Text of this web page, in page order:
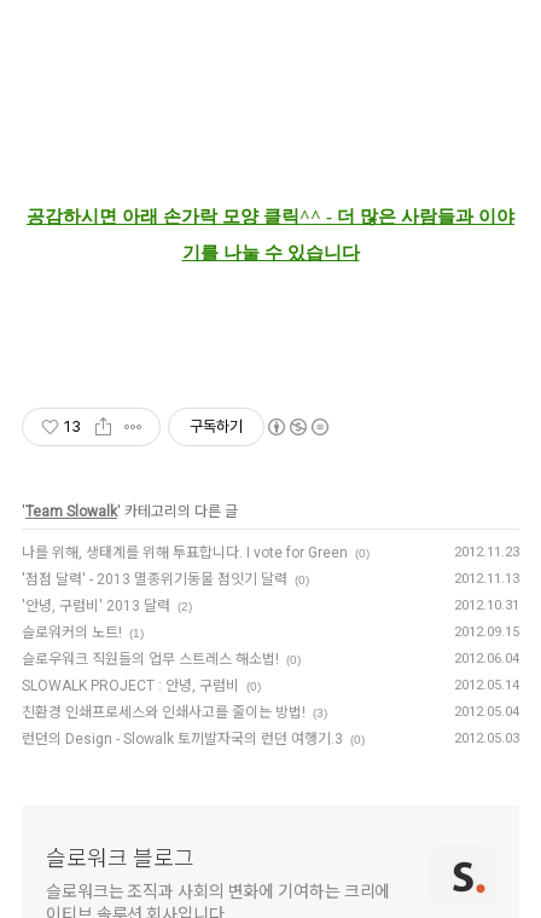
공감하시면 아래 손가락 모양 클릭^^ - 더 많은 사람들과 이야
기를 나눌 수 있습니다
13 구독하기
'Team Slowalk' 카테고리의 다른 글
나를 위해, 생태계를 위해 투표합니다. I vote for Green (0) 2012.11.23
'점점 달력' - 2013 멸종위기동물 점잇기 달력 (0) 2012.11.13
'안녕, 구럼비' 2013 달력 (2) 2012.10.31
슬로워커의 노트! (1) 2012.09.15
슬로우워크 직원들의 업무 스트레스 해소법! (0) 2012.06.04
SLOWALK PROJECT : 안녕, 구럼비 (0) 2012.05.14
친환경 인쇄프로세스와 인쇄사고를 줄이는 방법! (3) 2012.05.04
런던의 Design - Slowalk 토끼발자국의 런던 여행기.3 (0) 2012.05.03
슬로워크 블로그
슬로워크는 조직과 사회의 변화에 기여하는 크리에